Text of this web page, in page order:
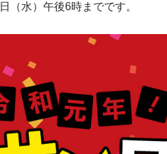
（水）午後6時までです。